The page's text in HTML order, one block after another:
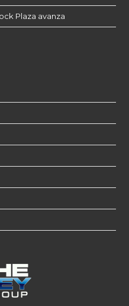
Plaza avanza